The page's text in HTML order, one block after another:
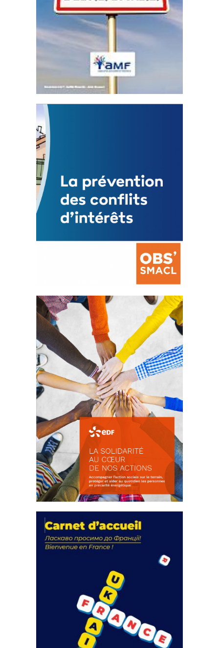
Statut de l’élu local
3 avril 2024
Mise à jour avril 2024
FEUILLETER
La prévention des conflits
d’intérêts
18 septembre 2023
FEUILLETER
actions
18 septembre 2023
FEUILLETER